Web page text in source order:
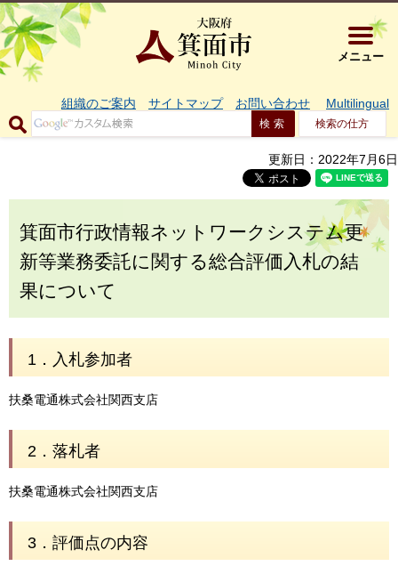
大阪府箕
メニュー
組織のご案内 サイトマップ お問い合わせ Multilingual
検索の仕方
更新日：2022年7月6日
箕面市行政情報ネットワークシステム更
新等業務委託に関する総合評価入札の結
果について
1．入札参加者
扶桑電通株式会社関西支店
2．落札者
扶桑電通株式会社関西支店
3．評価点の内容